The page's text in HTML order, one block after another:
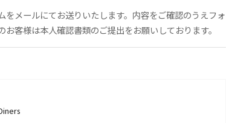
をメールにてお送りいたします。内容をご確認のうえフォ
客様は本人確認書類のご提出をお願いしております。